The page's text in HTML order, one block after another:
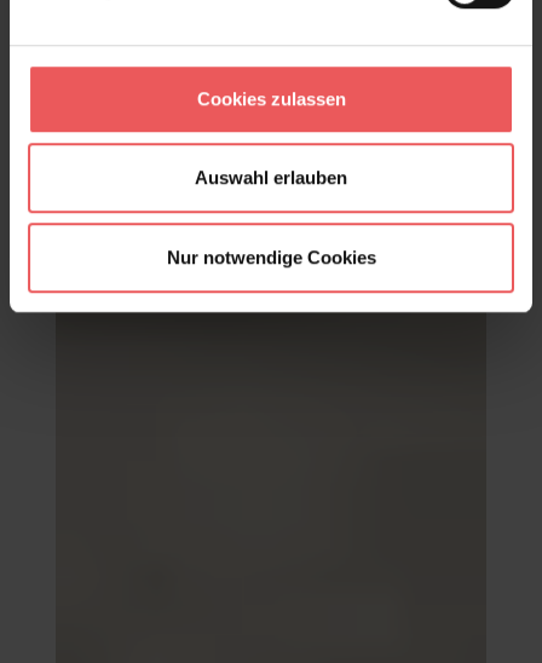
Cookies zulassen
Auswahl erlauben
Nur notwendige Cookies
221,00 €